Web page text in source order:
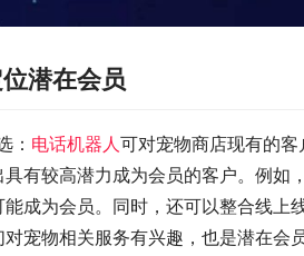
潜在会员
： 电话机器人可对宠物商店现有的
有较高潜力成为会员的客户。例
成为会员。同时，还可以整合线
宠物相关服务有兴趣，也是潜在会